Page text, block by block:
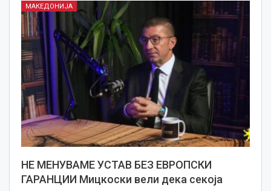
МАКЕДОНИЈА
НЕ МЕНУВАМЕ УСТАВ БЕЗ ЕВРОПСКИ
ГАРАНЦИИ Мицкоски вели дека секоја